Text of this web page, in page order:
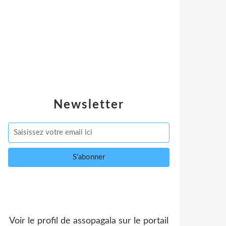
Newsletter
Voir le profil de assopagala sur le portail